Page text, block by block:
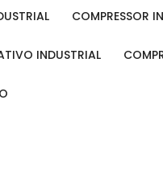
COMPRESSOR
INDUSTRIAL